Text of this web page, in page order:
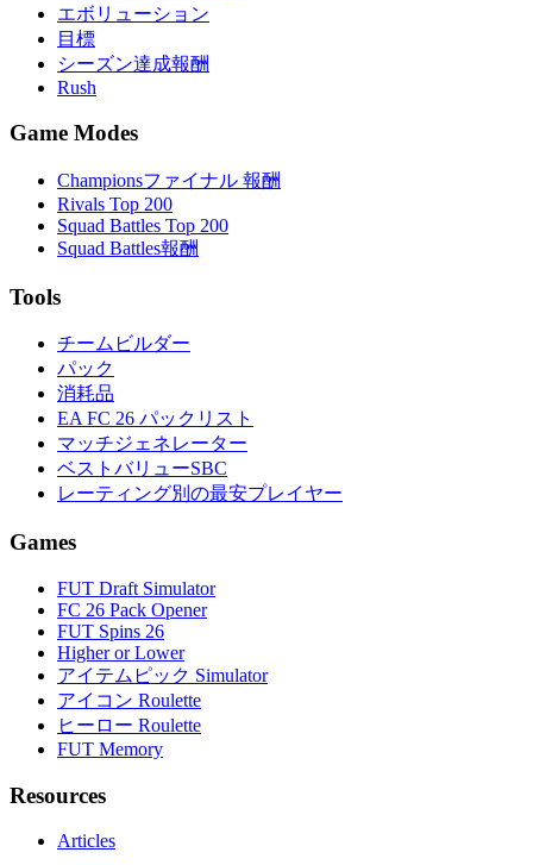
エボリューション
目標
シーズン達成報酬
Rush
Game Modes
Championsファイナル 報酬
Rivals Top 200
Squad Battles Top 200
Squad Battles報酬
Tools
チームビルダー
パック
消耗品
EA FC 26 パックリスト
マッチジェネレーター
ベストバリューSBC
レーティング別の最安プレイヤー
Games
FUT Draft Simulator
FC 26 Pack Opener
FUT Spins 26
Higher or Lower
アイテムピック Simulator
アイコン Roulette
ヒーロー Roulette
FUT Memory
Resources
Articles